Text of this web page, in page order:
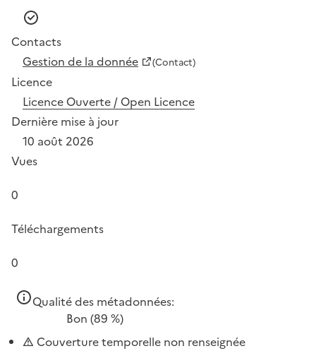
Contacts
Gestion de la donnée
(Contact)
Licence
Licence Ouverte / Open Licence
Dernière mise à jour
10 août 2026
Vues
0
Téléchargements
0
Qualité des métadonnées:
Bon (89 %)
Couverture temporelle non renseignée